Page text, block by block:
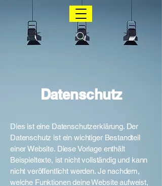
Datenschutz
Dies ist eine Datenschutzerklärung. Der
Datenschutz ist ein wichtiger Bestandteil
einer Website. Diese Vorlage enthält
Beispieltexte, ist nicht vollständig und kann
nicht veröffentlicht werden. Je nachdem,
welche Funktionen deine Website aufweist,